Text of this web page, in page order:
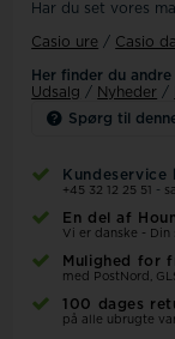
Har du set vores
Casio ure / Casio
Her finder du
Udsalg / Nyheder /
Spørg til
Kundeservice
+45 32 12 25 51 -
En del af
Vi er danske - Din
Mulighed for
med PostNord,
100 dages
på alle ubrugte